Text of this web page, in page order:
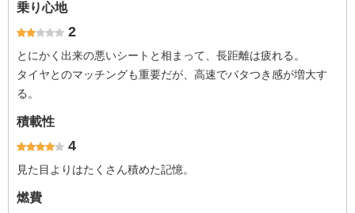
乗り心地
2
とにかく出来の悪いシートと相まって、長距離は疲れる。
タイヤとのマッチングも重要だが、高速でバタつき感が増大す
る。
積載性
4
見た目よりはたくさん積めた記憶。
燃費